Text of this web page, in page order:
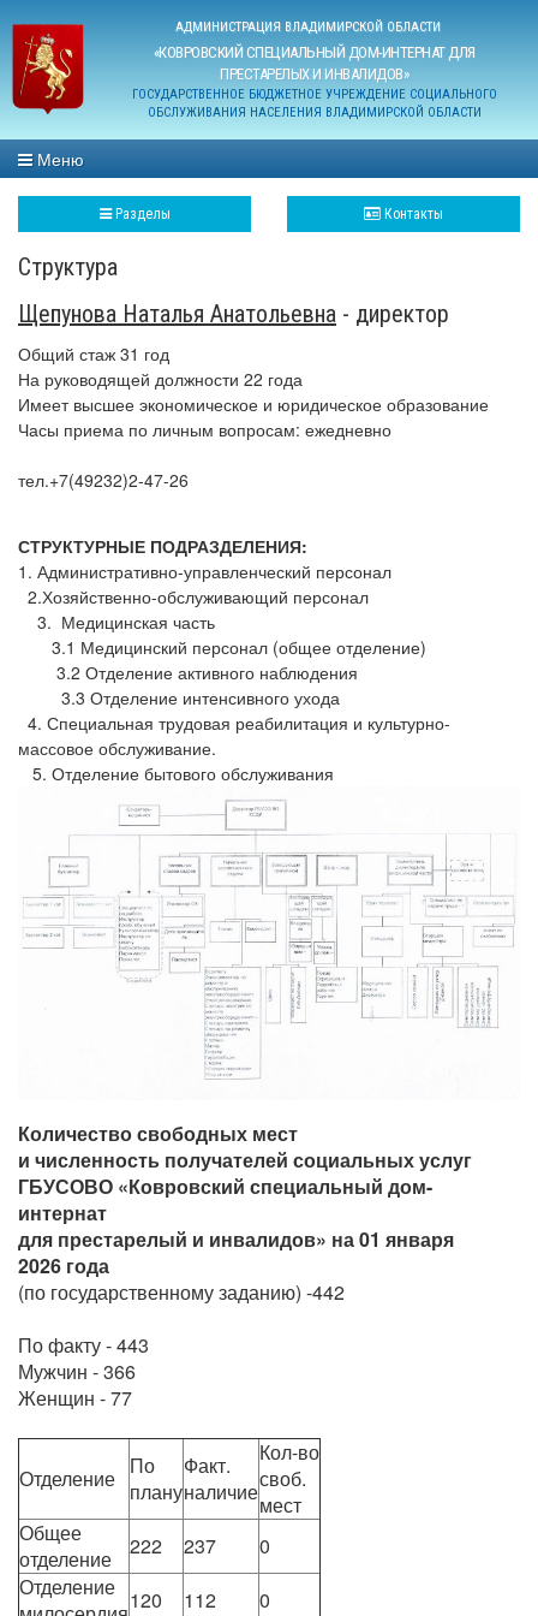
АДМИНИСТРАЦИЯ ВЛАДИМИРСКОЙ ОБЛАСТИ
«КОВРОВСКИЙ СПЕЦИАЛЬНЫЙ ДОМ-ИНТЕРНАТ ДЛЯ
ПРЕСТАРЕЛЫХ И ИНВАЛИДОВ»
ГОСУДАРСТВЕННОЕ БЮДЖЕТНОЕ УЧРЕЖДЕНИЕ СОЦИАЛЬНОГО
ОБСЛУЖИВАНИЯ НАСЕЛЕНИЯ ВЛАДИМИРСКОЙ ОБЛАСТИ
Меню
Разделы Контакты
Структура
Щепунова Наталья Анатольевна - директор
Общий стаж 31 год
На руководящей должности 22 года
Имеет высшее экономическое и юридическое образование
Часы приема по личным вопросам: ежедневно
тел.+7(49232)2-47-26
СТРУКТУРНЫЕ ПОДРАЗДЕЛЕНИЯ:
1. Административно-управленческий персонал
2.Хозяйственно-обслуживающий персонал
3. Медицинская часть
3.1 Медицинский персонал (общее отделение)
3.2 Отделение активного наблюдения
3.3 Отделение интенсивного ухода
4. Специальная трудовая реабилитация и культурно-
массовое обслуживание.
5. Отделение бытового обслуживания
Количество свободных мест
и численность получателей социальных услуг
ГБУСОВО «Ковровский специальный дом-
интернат
для престарелый и инвалидов» на 01 января
2026 года
(по государственному заданию) -442
По факту - 443
Мужчин - 366
Женщин - 77
Отделение По
плану
Факт.
наличие
Кол-во
своб.
мест
Общее
отделение
222 237
0
Отделение 120 112 0